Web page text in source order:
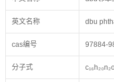
英文名称 dbu
cas编号 97884-
分子式